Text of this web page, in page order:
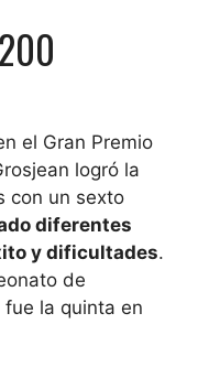
el Gran Premio
logró la
con un sexto
diferentes
y dificultades.
de
la quinta en